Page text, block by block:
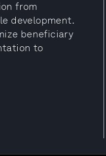
from
development.
beneficiary
to